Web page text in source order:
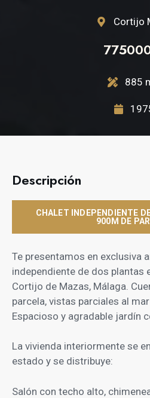
Cortijo
885
Descripción
CHALET INDEPENDIENTE
900M DE
Te presentamos en exclusiva
independiente de dos plantas
Cortijo de Mazas, Málaga.
parcela, vistas parciales al
Espacioso y agradable jardín
La vivienda interiormente se
estado y se distribuye:
Salón con techo alto,